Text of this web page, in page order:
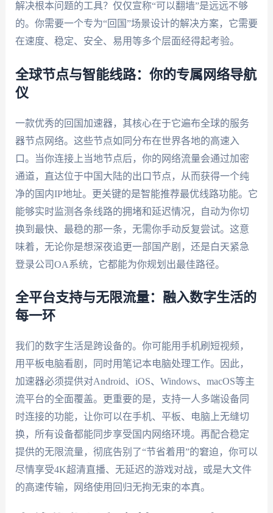
解决根本问题的工具？仅仅宣称“可以翻墙”是远远不够
的。你需要一个专为“回国”场景设计的解决方案，它需要
在速度、稳定、安全、易用等多个层面经得起考验。
全球节点与智能线路：你的专属网络导航
仪
一款优秀的回国加速器，其核心在于它遍布全球的服务
器节点网络。这些节点如同分布在世界各地的高速入
口。当你连接上当地节点后，你的网络流量会通过加密
通道，直达位于中国大陆的出口节点，从而获得一个纯
净的国内IP地址。更关键的是智能推荐最优线路功能。它
能够实时监测各条线路的拥堵和延迟情况，自动为你切
换到最快、最稳的那一条，无需你手动反复尝试。这意
味着，无论你是想深夜追更一部国产剧，还是白天紧急
登录公司OA系统，它都能为你规划出最佳路径。
全平台支持与无限流量：融入数字生活的
每一环
我们的数字生活是跨设备的。你可能用手机刷短视频，
用平板电脑看剧，同时用笔记本电脑处理工作。因此，
加速器必须提供对Android、iOS、Windows、macOS等主
流平台的全面覆盖。更重要的是，支持一人多端设备同
时连接的功能，让你可以在手机、平板、电脑上无缝切
换，所有设备都能同步享受国内网络环境。再配合稳定
提供的无限流量，彻底告别了“节省着用”的窘迫，你可以
尽情享受4K超清直播、无延迟的游戏对战，或是大文件
的高速传输，网络使用回归无拘无束的本真。